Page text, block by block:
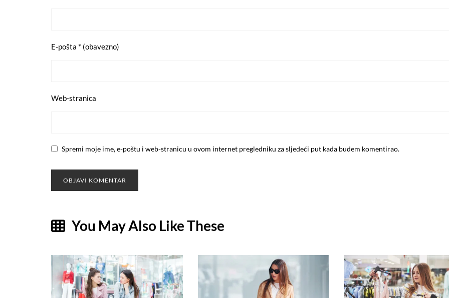
E-pošta * (obavezno)
Web-stranica
Spremi moje ime, e-poštu i web-stranicu u ovom internet pregledniku za sljedeći put kada budem komentirao.
You May Also Like These